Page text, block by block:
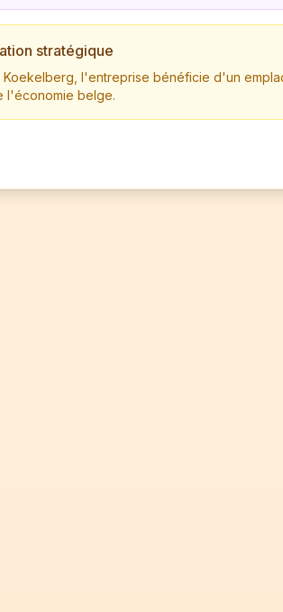
stratégique
Koekelberg, l'entreprise bénéficie d'un
belge.